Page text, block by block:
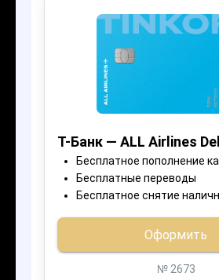
Деньги получаете у нас в офисе, либо
к вам приезжает кредитный брокер
одобренной вам суммы на карте,
вы изучаете и подписываете документы
УСЛОВИЯ И ЛИМИТЫ
ПОЛУЧЕНИЯ КРЕДИТА
Условия, ставки, сроки получения кредитных